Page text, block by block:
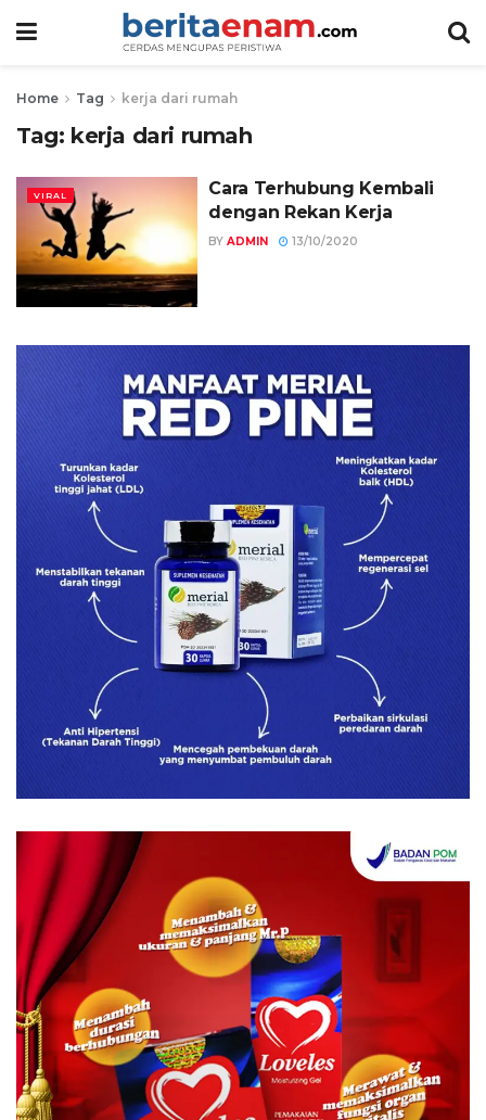
Home Tag kerja dari rumah
Tag: kerja dari rumah
VIRAL
Cara Terhubung Kembali
dengan Rekan Kerja
BY ADMIN 13/10/2020